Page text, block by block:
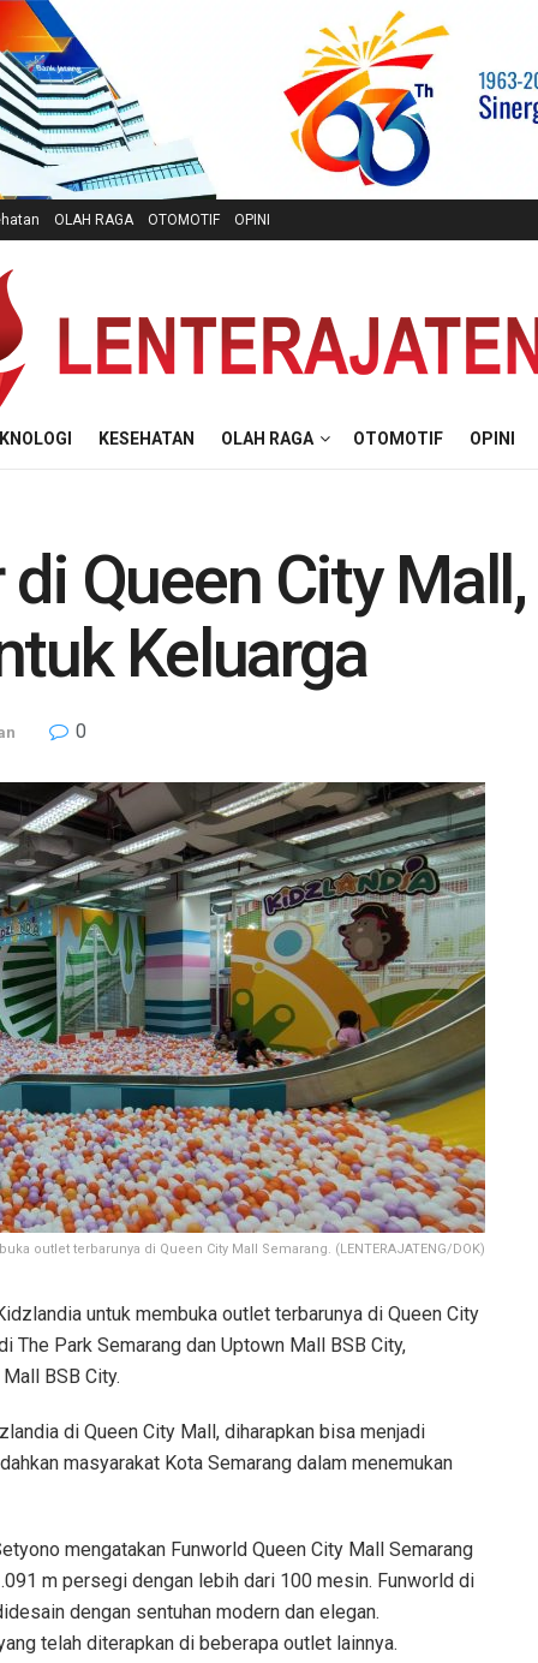
OLAH RAGA OTOMOTIF OPINI
KESEHATAN OLAH RAGA OTOMOTIF OPINI
Queen City
Keluarga
0
outlet terbarunya di Queen City Mall Semarang. (LENTERAJATENG/DOK)
untuk membuka outlet terbarunya di Queen City
The Park Semarang dan Uptown Mall BSB City,
BSB City.
di Queen City Mall, diharapkan bisa menjadi
masyarakat Kota Semarang dalam menemukan
mengatakan Funworld Queen City Mall Semarang
m persegi dengan lebih dari 100 mesin. Funworld di
dengan sentuhan modern dan elegan.
telah diterapkan di beberapa outlet lainnya.